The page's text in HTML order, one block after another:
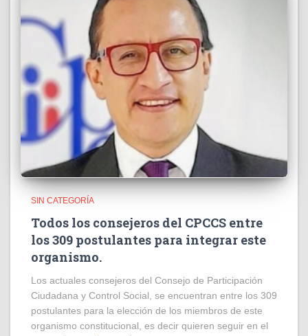
SIN CATEGORÍA
Todos los consejeros del CPCCS entre
los 309 postulantes para integrar este
organismo.
Los actuales consejeros del Consejo de Participación
Ciudadana y Control Social, se encuentran entre los 309
postulantes para la elección de los miembros de este
organismo constitucional, es decir quieren seguir en el